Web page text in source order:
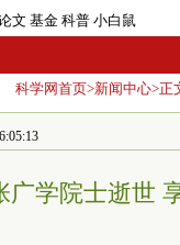
文 基金 科普 小白鼠
科学网首页>新闻中心>正
广学院士逝世